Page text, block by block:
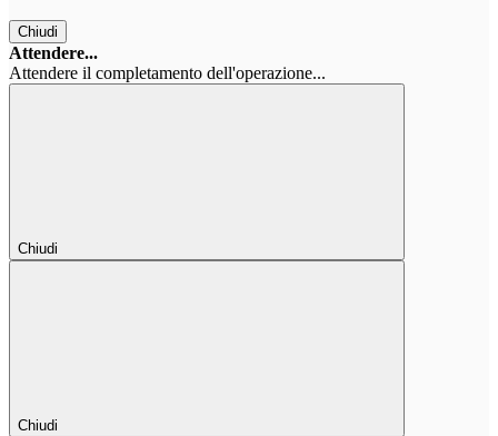
Chiudi
Attendere...
Attendere il completamento dell'operazione...
Chiudi
Chiudi